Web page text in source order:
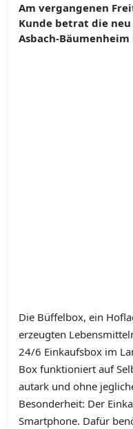
Am vergangenen
Kunde betrat die
Asbach-
Die Büffelbox, ein
erzeugten
24/6 Einkaufsbox im
Box funktioniert auf
autark und ohne
Besonderheit: Der
Smartphone. Dafür